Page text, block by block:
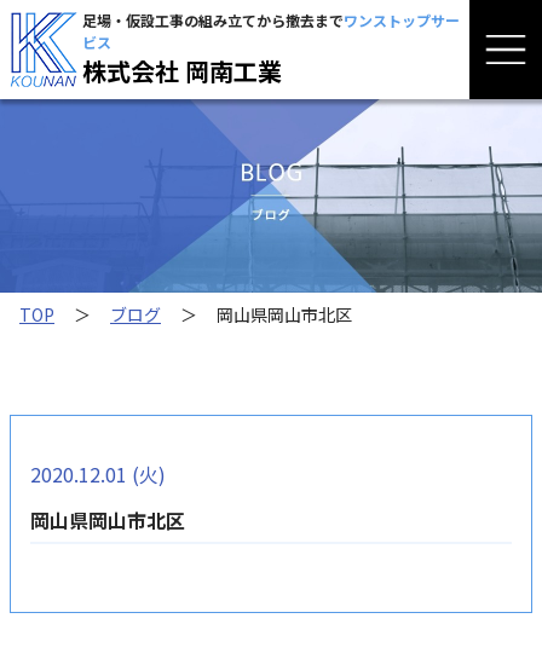
足場・仮設工事の組み立てから撤去までワンストップサー
ビス
株式会社 岡南工業
TOP ＞ ブログ ＞ 岡山県岡山市北区
2020.12.01 (火)
岡山県岡山市北区